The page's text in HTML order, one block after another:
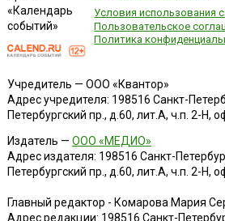
«Календарь
событий»
Условия использования
Пользовательское
Политика
Учредитель — ООО «Квантор»
Адрес учредителя: 198516 Санкт-
Петербургский пр., д.60, лит.А, ч.п. 2-Н,
Издатель — ООО «МЕДИО»
Адрес издателя: 198516 Санкт-
Петербургский пр., д.60, лит.А, ч.п. 2-Н,
Главный редактор - Комарова Мария
Адрес редакции: 198516 Санкт-